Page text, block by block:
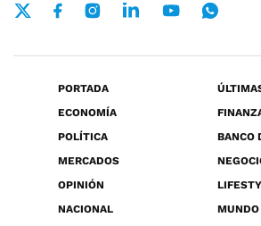
PORTADA
ECONOMÍA
POLÍTICA
BANCO
MERCADOS
OPINIÓN
NACIONAL
MUNDO